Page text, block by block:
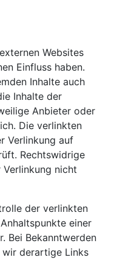
Websites
Einfluss haben.
Inhalte auch
Inhalte der
Anbieter oder
Die verlinkten
Verlinkung auf
Rechtswidrige
nicht
der verlinkten
einer
Bei Bekanntwerden
derartige Links